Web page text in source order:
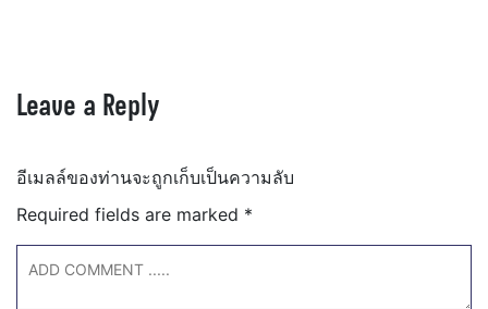
Leave a Reply
อีเมลล์ของท่านจะถูกเก็บเป็นความลับ
Required fields are marked *